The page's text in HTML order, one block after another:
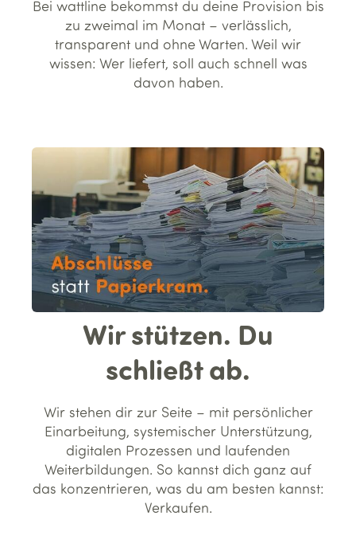
Bei wattline bekommst du deine Provision bis
zu zweimal im Monat – verlässlich,
transparent und ohne Warten. Weil wir
wissen: Wer liefert, soll auch schnell was
davon haben.
Wir stützen. Du
schließt ab.
Wir stehen dir zur Seite – mit persönlicher
Einarbeitung, systemischer Unterstützung,
digitalen Prozessen und laufenden
Weiterbildungen. So kannst dich ganz auf
das konzentrieren, was du am besten kannst:
Verkaufen.